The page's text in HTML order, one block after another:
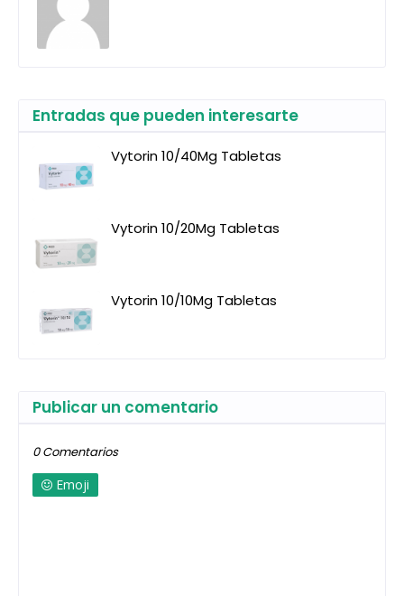
Entradas que pueden interesarte
Vytorin 10/40Mg Tabletas
Vytorin 10/20Mg Tabletas
Vytorin 10/10Mg Tabletas
Publicar un comentario
0 Comentarios
Emoji